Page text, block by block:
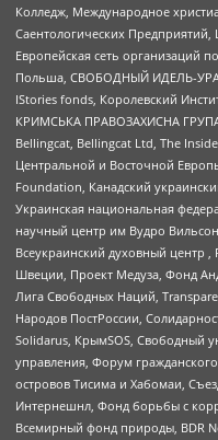
Колледж, Международное
Саентологических
Европейская сеть организаций
Польша, СВОБОДНЫЙ ИДЕЛЬ-
IStories fonds, Королевский
КРИМСЬКА ПРАВОЗАХИСНА
Bellingcat, Bellingcat Ltd, The
Центральной и Восточной
Foundation, Канадский
Украинская национальная
научный центр им Вудро
Всеукраинский духовный центр
Швеции, Проект Медуза, Фонд
Лига Свободных Наций,
Народов ПостРоссии,
Solidarus, КрымSOS, Свободный
управления, Форум
островов Тисима и Хабомаи,
Интернешнл, Фонд борьбы с
Всемирный фонд природы, BDR